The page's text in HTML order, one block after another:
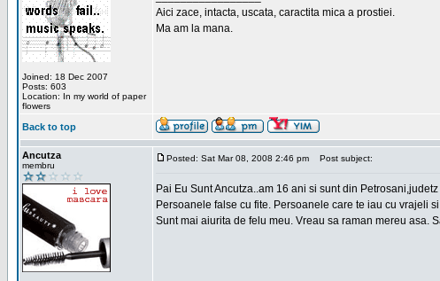
Joined: 18 Dec 2007
Posts: 603
Location: In my world of paper
flowers
Aici zace, intacta, uscata, caractita mica a prostiei.
Ma am la mana.
Back to top
Ancutza
membru
Posted: Sat Mar 08, 2008 2:46 pm Post subject:
Pai Eu Sunt Ancutza..am 16 ani si sunt din
Persoanele false cu fite. Persoanele care te iau cu vrajeli
Sunt mai aiurita de felu meu. Vreau sa raman mereu asa.